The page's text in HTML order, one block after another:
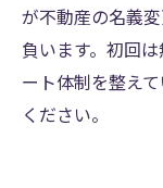
が不動産の名義
負います。初回
ート体制を整え
ください。